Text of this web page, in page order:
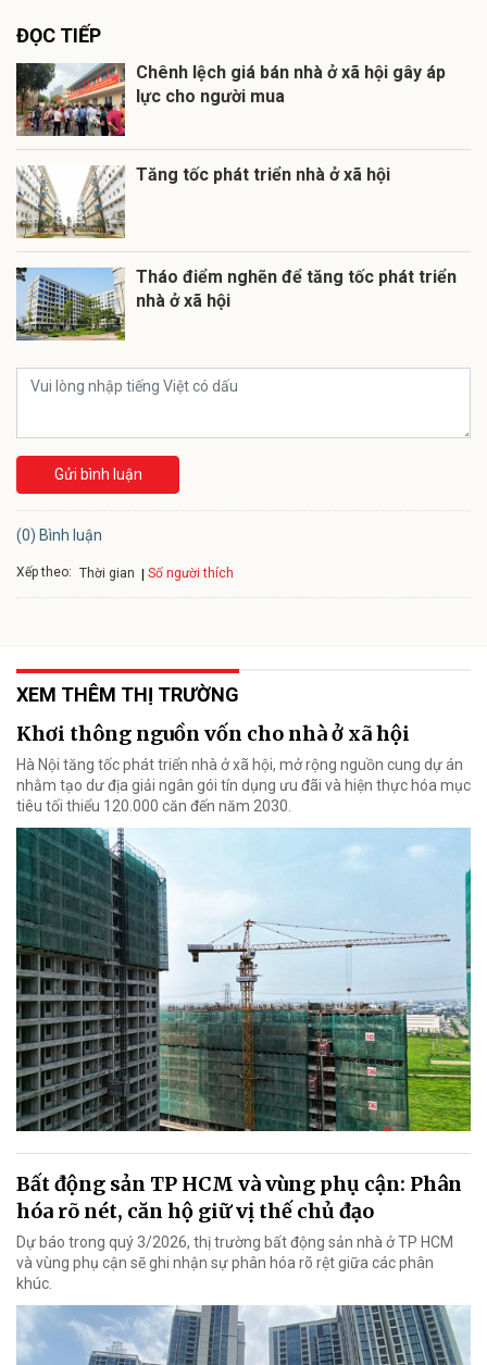
ĐỌC TIẾP
Chênh lệch giá bán nhà ở xã hội gây áp
lực cho người mua
Tăng tốc phát triển nhà ở xã hội
Tháo điểm nghẽn để tăng tốc phát triển
nhà ở xã hội
Gửi bình luận
(0) Bình luận
Xếp theo: Thời gian Số người thích
XEM THÊM THỊ TRƯỜNG
Khơi thông nguồn vốn cho nhà ở xã hội
Hà Nội tăng tốc phát triển nhà ở xã hội, mở rộng nguồn cung dự án
nhằm tạo dư địa giải ngân gói tín dụng ưu đãi và hiện thực hóa mục
tiêu tối thiểu 120.000 căn đến năm 2030.
Bất động sản TP HCM và vùng phụ cận: Phân
hóa rõ nét, căn hộ giữ vị thế chủ đạo
Dự báo trong quý 3/2026, thị trường bất động sản nhà ở TP HCM
và vùng phụ cận sẽ ghi nhận sự phân hóa rõ rệt giữa các phân
khúc.